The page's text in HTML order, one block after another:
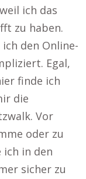
ich das
zu haben.
den Online-
Egal,
finde ich
die
Vor
oder zu
in den
sicher zu